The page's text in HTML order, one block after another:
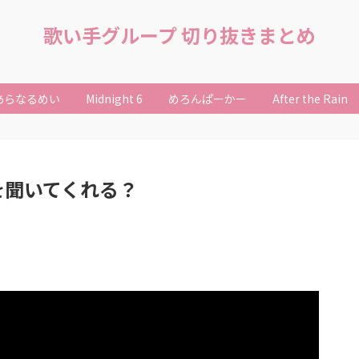
歌い手グループ 切り抜きまとめ
らなるめい Midnight 6 めろんぱーかー After the Rain
いてくれる？